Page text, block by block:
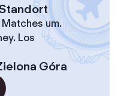
um.
Los
Góra